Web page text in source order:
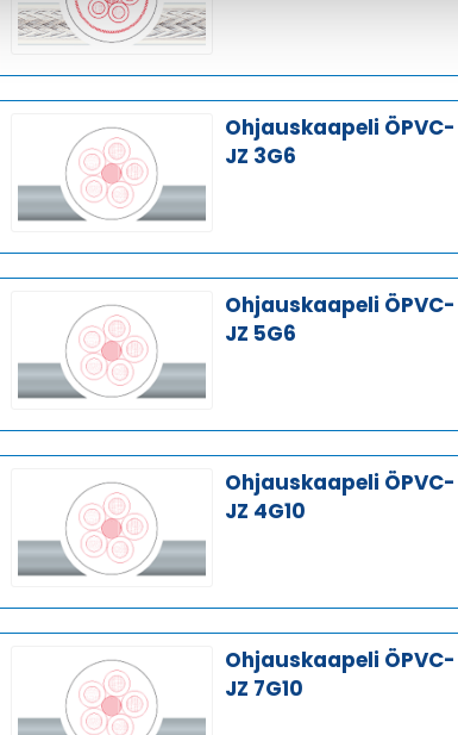
Ohjauskaapeli ÖPVC-
JZ 3G6
Ohjauskaapeli ÖPVC-
JZ 5G6
Ohjauskaapeli ÖPVC-
JZ 4G10
Ohjauskaapeli ÖPVC-
JZ 7G10